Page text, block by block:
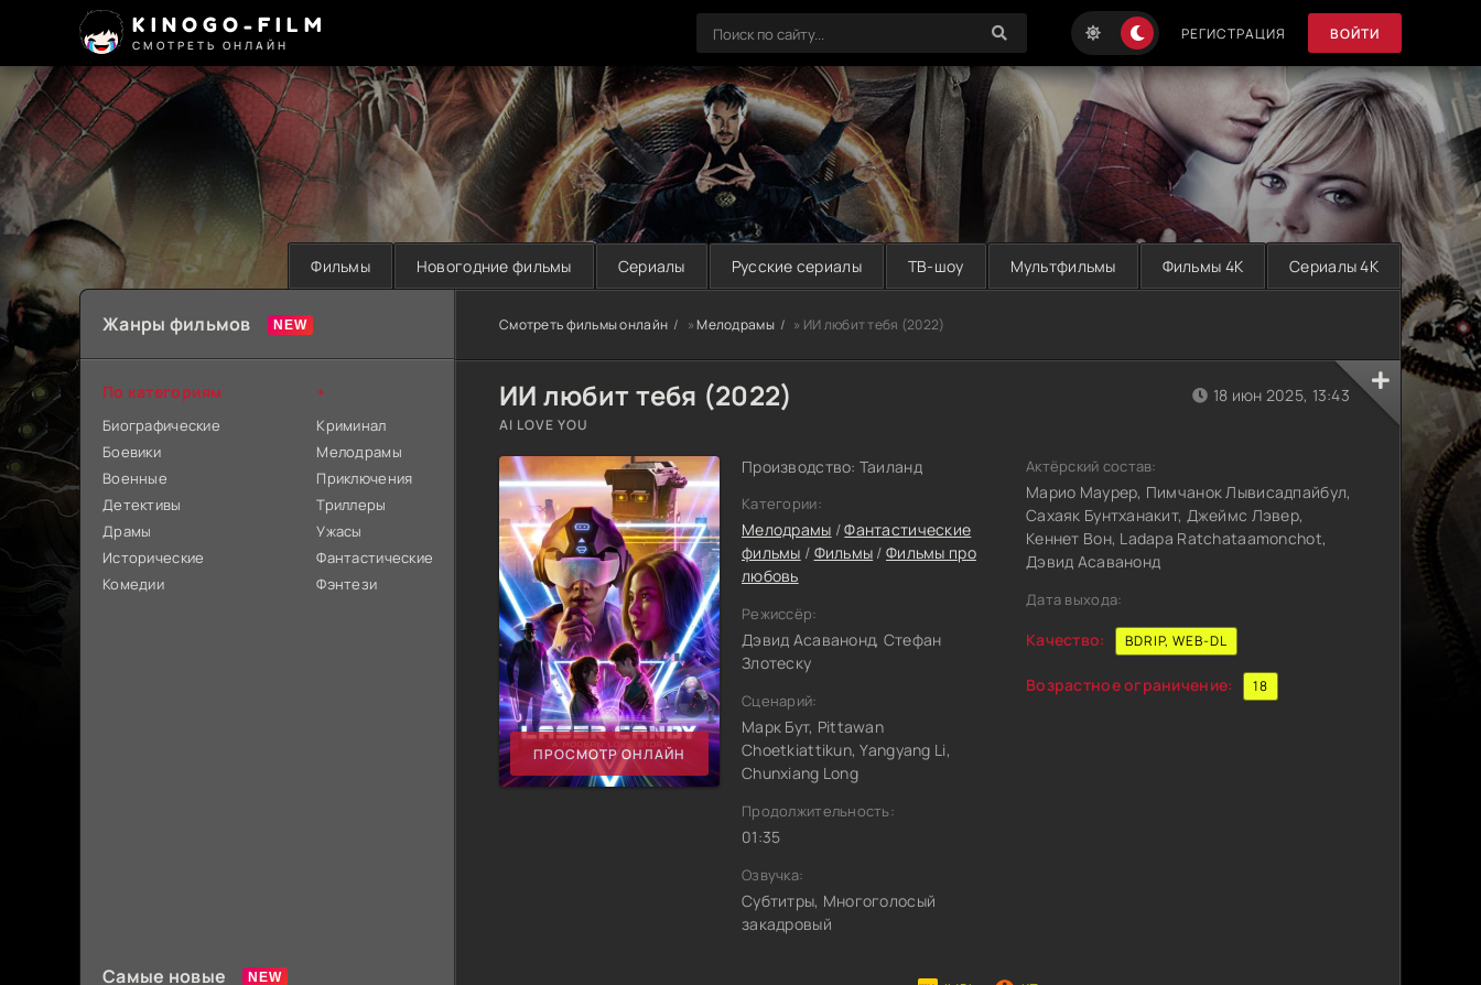
KINOGO-FILM
СМОТРЕТЬ ОНЛАЙН
РЕГИСТРАЦИЯ ВОЙТИ
Фильмы Новогодние фильмы Сериалы Русские сериалы ТВ-шоу Мультфильмы Фильмы 4K Сериалы 4K
Смотреть фильмы онлайн »Мелодрамы » ИИ любит тебя (2022)
ИИ любит тебя (2022)
AI LOVE YOU
ПРОСМОТР ОНЛАЙН
Производство: Таиланд
Категории:
Мелодрамы /Фантастические
фильмы / Фильмы /Фильмы про
любовь
Режиссёр:
Дэвид Асаванонд, Стефан
Злотеску
Сценарий:
Марк Бут, Pittawan
Choetkiattikun, Yangyang Li,
Chunxiang Long
Продолжительность:
01:35
Озвучка:
Субтитры, Многоголосый
закадровый
18 июн 2025, 13:43
Актёрский состав:
Марио Маурер, Пимчанок Лывисадпайбул,
Сахаяк Бунтханакит, Джеймс Лэвер,
Кеннет Вон, Ladapa Ratchataamonchot,
Дэвид Асаванонд
Дата выхода:
Качество: BDRIP, WEB-DL
Возрастное ограничение: 18
Жанры фильмов
По категориям
Биографические
Боевики
Военные
Детективы
Драмы
Исторические
Комедии
+
Криминал
Мелодрамы
Приключения
Триллеры
Ужасы
Фантастические
Фэнтези
Самые новые